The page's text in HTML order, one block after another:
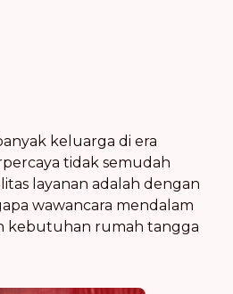
keluarga di era
tidak semudah
layanan adalah dengan
wawancara mendalam
kebutuhan rumah tangga